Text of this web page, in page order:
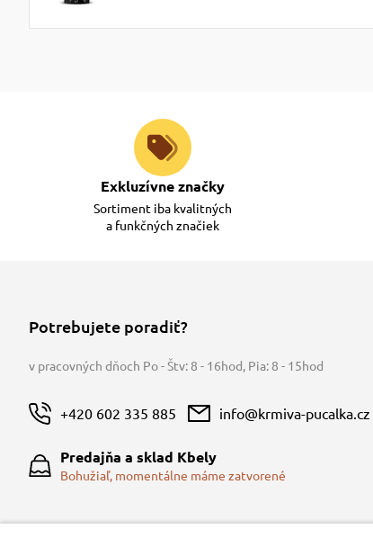
Exkluzívne značky
Sortiment iba kvalitných
a funkčných značiek
Potrebujete poradiť?
v pracovných dňoch Po - Štv: 8 - 16hod, Pia: 8 - 15hod
+420 602 335 885 info@krmiva-pucalka.cz
Predajňa a sklad Kbely
Bohužiaľ, momentálne máme zatvorené